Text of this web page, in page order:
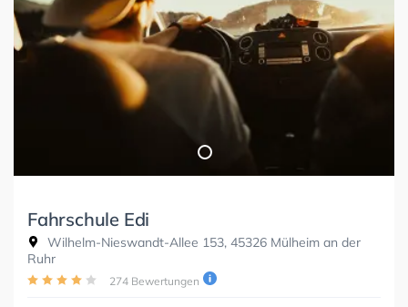
Fahrschule Edi
Wilhelm-Nieswandt-Allee 153, 45326 Mülheim an der
Ruhr
274 Bewertungen